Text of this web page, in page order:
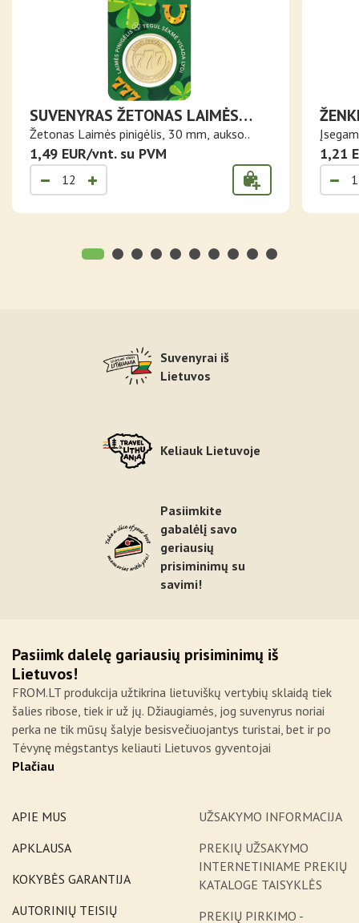
SUVENYRAS ŽETONAS LAIMĖS
PINIGĖLIS
Žetonas Laimės pinigėlis, 30 mm, aukso..
1,49 EUR/vnt. su PVM 1,21
Suvenyrai iš
Lietuvos
Keliauk Lietuvoje
Pasiimkite
gabalėlį savo
geriausių
prisiminimų su
savimi!
Pasiimk dalelę gariausių prisiminimų iš
Lietuvos!
FROM.LT produkcija užtikrina lietuviškų vertybių sklaidą tiek
šalies ribose, tiek ir už jų. Džiaugiamės, jog suvenyrus noriai
perka ne tik mūsų šalyje besisvečiuojantys turistai, bet ir po
Tėvynę mėgstantys keliauti Lietuvos gyventojai
Plačiau
APIE MUS
APKLAUSA
KOKYBĖS GARANTIJA
AUTORINIŲ TEISIŲ
UŽSAKYMO INFORMACIJA
PREKIŲ UŽSAKYMO
INTERNETINIAME PREKIŲ
KATALOGE TAISYKLĖS
PREKIŲ PIRKIMO -